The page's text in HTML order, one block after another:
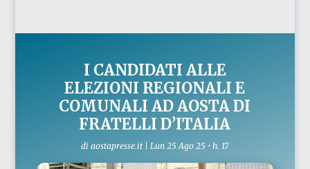
I CANDIDATI ALLE
ELEZIONI REGIONALI E
COMUNALI AD AOSTA DI
FRATELLI D’ITALIA
diaostapresse.it | Lun 25 Ago 25 • h. 17